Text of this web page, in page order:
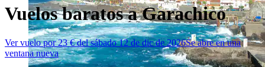
Vuelos baratos a Garachico
Ver vuelo por 23 € del sábado 12 de dic de 2026Se abre en una
ventana nueva